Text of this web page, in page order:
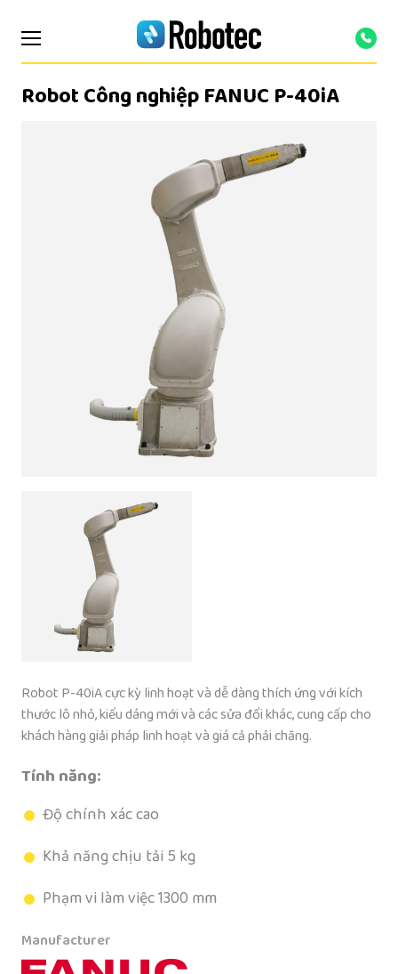
Robot Công nghiệp FANUC P-40iA
Robot P-40iA cực kỳ linh hoạt và dễ dàng thích ứng với kích
thước lô nhỏ, kiểu dáng mới và các sửa đổi khác, cung cấp cho
khách hàng giải pháp linh hoạt và giá cả phải chăng.
Tính năng:
Độ chính xác cao
Khả năng chịu tải 5 kg
Phạm vi làm việc 1300 mm
Manufacturer